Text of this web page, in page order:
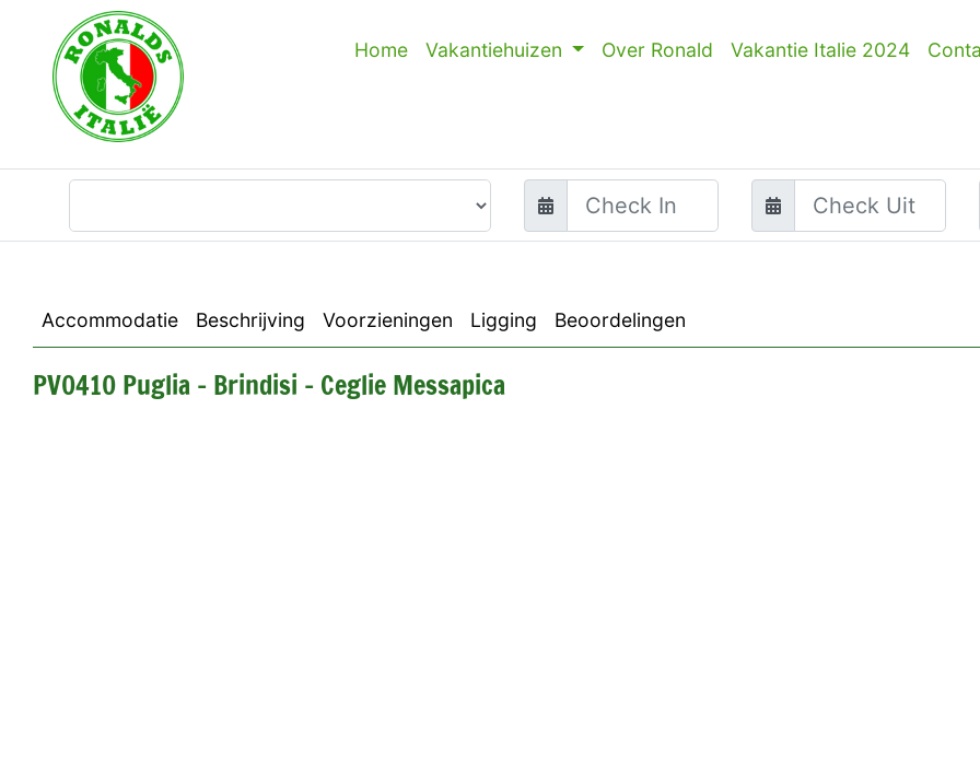
Home Vakantiehuizen Over Ronald Vakantie Italie 2024
wilt u heen?
Accommodatie Beschrijving Voorzieningen Ligging Beoordelingen
PV0410 Puglia - Brindisi - Ceglie Messapica